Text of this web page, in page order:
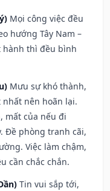
Mọi công việc đều
hướng Tây Nam –
hành thì đều bình
Mưu sự khó thành,
nhất nên hoãn lại.
mất của nếu đi
Đề phòng tranh cãi,
Việc làm chậm,
cần chắc chắn.
Tin vui sắp tới,